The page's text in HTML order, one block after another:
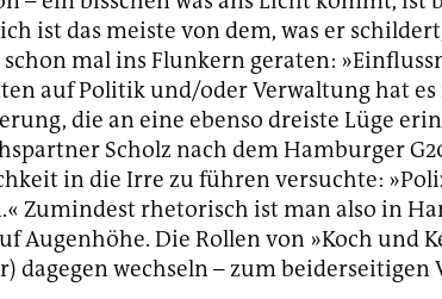
ist das meiste von dem, was er
mal ins Flunkern geraten:
auf Politik und/oder Verwaltung hat es
die an eine ebenso dreiste Lüge
Scholz nach dem Hamburger
in die Irre zu führen versuchte:
Zumindest rhetorisch ist man also in
Augenhöhe. Die Rollen von »Koch und
dagegen wechseln – zum beiderseitigen